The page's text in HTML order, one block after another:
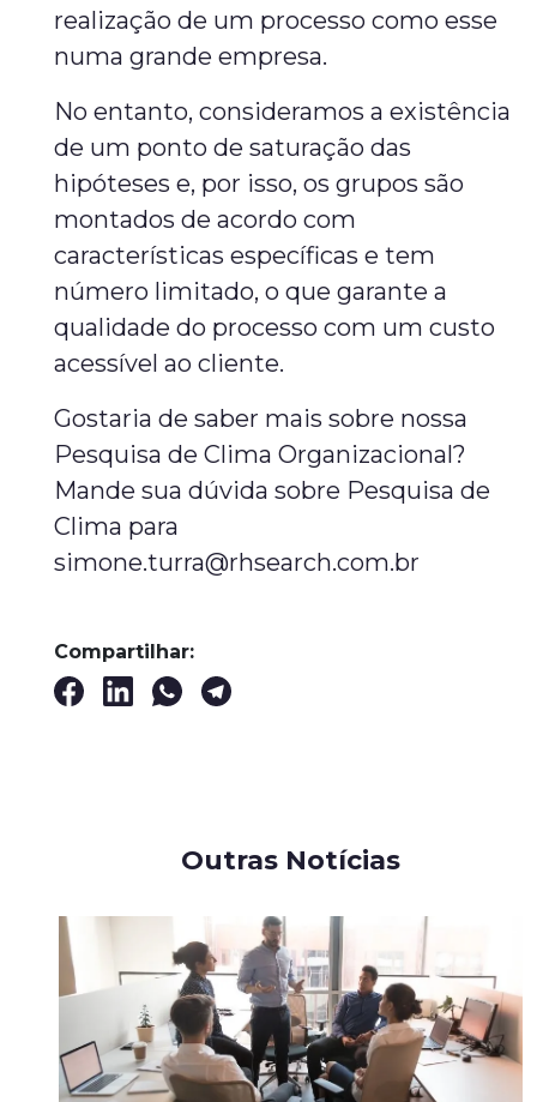
realização de um processo como esse
numa grande empresa.
No entanto, consideramos a existência
de um ponto de saturação das
hipóteses e, por isso, os grupos são
montados de acordo com
características específicas e tem
número limitado, o que garante a
qualidade do processo com um custo
acessível ao cliente.
Gostaria de saber mais sobre nossa
Pesquisa de Clima Organizacional?
Mande sua dúvida sobre Pesquisa de
Clima para
simone.turra@rhsearch.com.br
Compartilhar:
Outras Notícias